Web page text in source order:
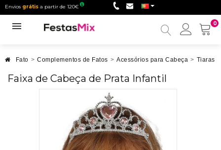
Envios grátis a partir de 120€
0
Minha
Fato > Complementos de Fatos > Acessórios para Cabeça > Tiaras
Faixa de Cabeça de Prata Infantil